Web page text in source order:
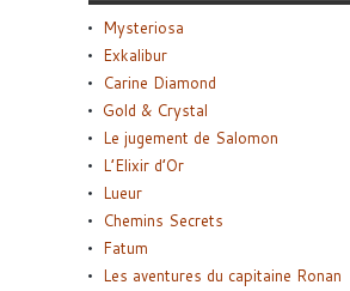
Mysteriosa
Exkalibur
Carine Diamond
Gold & Crystal
Le jugement de Salomon
L’Elixir d’Or
Lueur
Chemins Secrets
Fatum
Les aventures du capitaine Ronan